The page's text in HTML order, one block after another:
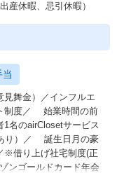
産休暇、忌引休暇）
舞金）／インフルエ
制度／ 始業時間の前
名のairClosetサービス
り）／ 誕生日月の豪
※借り上げ社宅制度(正
ゴールドカード年会